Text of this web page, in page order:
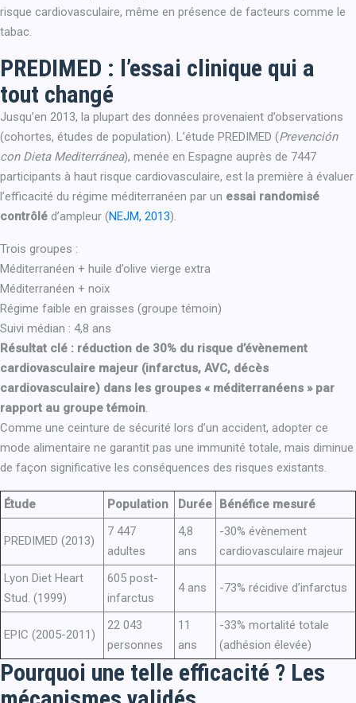
risque cardiovasculaire, même en présence de facteurs comme le
tabac.
PREDIMED : l’essai clinique qui a
tout changé
Jusqu’en 2013, la plupart des données provenaient d’observations
(cohortes, études de population). L’étude PREDIMED (Prevención
con Dieta Mediterránea), menée en Espagne auprès de 7447
participants à haut risque cardiovasculaire, est la première à évaluer
l’efficacité du régime méditerranéen par un essai randomisé
contrôlé d’ampleur (NEJM, 2013).
Trois groupes :
Méditerranéen + huile d’olive vierge extra
Méditerranéen + noix
Régime faible en graisses (groupe témoin)
Suivi médian : 4,8 ans
Résultat clé : réduction de 30% du risque d’évènement
cardiovasculaire majeur (infarctus, AVC, décès
cardiovasculaire) dans les groupes « méditerranéens » par
rapport au groupe témoin.
Comme une ceinture de sécurité lors d’un accident, adopter ce
mode alimentaire ne garantit pas une immunité totale, mais diminue
de façon significative les conséquences des risques existants.
Étude Population Durée Bénéfice mesuré
PREDIMED (2013)
7 447
adultes
4,8
ans
-30% évènement
cardiovasculaire majeur
Lyon Diet Heart
Stud. (1999)
605 post-
infarctus
4 ans -73% récidive d’infarctus
EPIC (2005-2011)
22 043
personnes
11
ans
-33% mortalité totale
(adhésion élevée)
Pourquoi une telle efficacité ? Les